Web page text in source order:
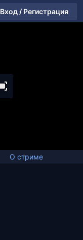
Вход / Регистрация
О стриме